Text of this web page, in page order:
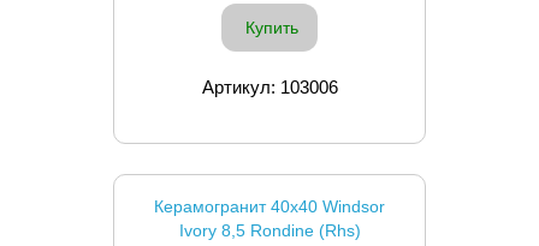
Купить
Артикул: 103006
Керамогранит 40x40 Windsor
Ivory 8,5 Rondine (Rhs)